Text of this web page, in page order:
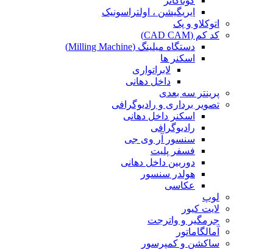
ایریگیشن ، اولتراسونیک
اتوکلاو و پک
کد کم (CAD CAM)
دستگاه میلینگ (Milling Machine)
اسکنر ها
لابراتواری
داخل دهانی
پرینتر سه بعدی
تصویر برداری و رادیوگرافی
اسکنر داخل دهانی
رادیوگرافی
سنسور آر وی جی
فسفر پلیت
دوربین داخل دهانی
هولدر سنسور
عکاسی
لوپ
لایت کیور
جرمگیر و واترجت
آمالگاماتور
ساکشن و کمپرسور